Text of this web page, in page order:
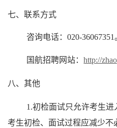
七、联系方式
咨询电话：020-36067351
国航招聘网站：http://
八、其他
1.初检面试只允许考生进
考生初检、面试过程应减少